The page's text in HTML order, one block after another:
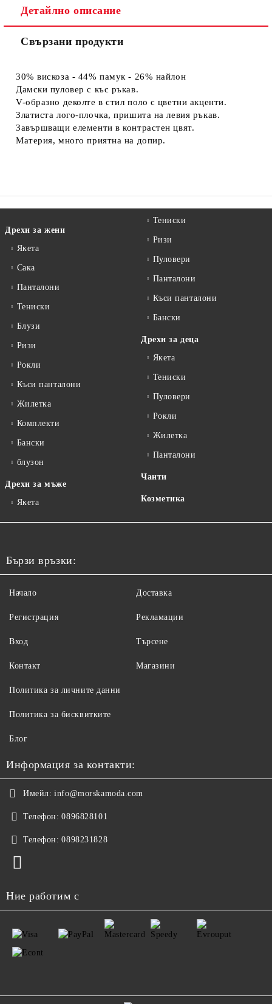
Ние ще се свържем с вас в рамките на работния ден.
Детайлно описание
Свързани продукти
30% вискоза - 44% памук - 26% найлон
Дамски пуловер с къс ръкав.
V-образно деколте в стил поло с цветни акценти.
Златиста лого-плочка, пришита на левия ръкав.
Завършващи елементи в контрастен цвят.
Материя, много приятна на допир.
Дрехи за жени
Якета
Сакa
Панталони
Тениски
Блузи
Ризи
Рокли
Къси панталони
Жилетка
Комплекти
Бански
блузон
Дрехи за мъже
Якета
Тениски
Ризи
Пуловери
Панталони
Къси панталони
Бански
Дрехи за деца
Якета
Тениски
Пуловери
Рокли
Жилетка
Панталони
Чанти
Козметика
Бързи връзки:
Начало
Регистрация
Вход
Контакт
Доставка
Рекламации
Търсене
Магазини
Политика за личните данни
Политика за бисквитките
Блог
Информация за контакти:
Имейл: info@morskamoda.com
Телефон: 0896828101
Телефон: 0898231828
Ние работим с